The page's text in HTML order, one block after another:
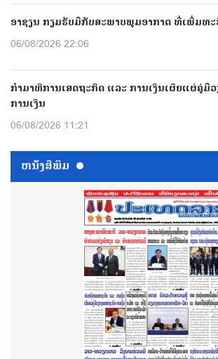
ອາຊຽນ ກຽມຮັບມືກັບສະພາບພູມອາກາດ ທີ່ເພີ່ມທ
06/08/2026 22:06
ກຳມາທິການເສດຖະກິດ ແລະ ການເງິນເຜີຍແຜ່ຄູ່ມືວ
ການເງິນ
06/08/2026 11:21
ຫນ້ັງສືພິມ